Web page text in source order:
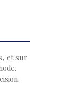
et sur